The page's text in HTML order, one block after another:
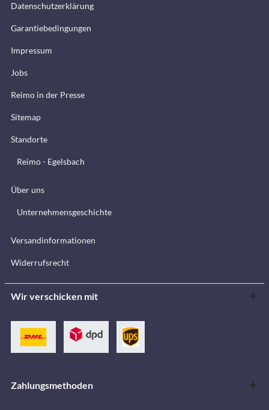
Datenschutzerklärung
Garantiebedingungen
Impressum
Jobs
Reimo in der Presse
Sitemap
Standorte
Reimo - Egelsbach
Über uns
Unternehmensgeschichte
Versandinformationen
Widerrufsrecht
Wir verschicken mit
Zahlungsmethoden